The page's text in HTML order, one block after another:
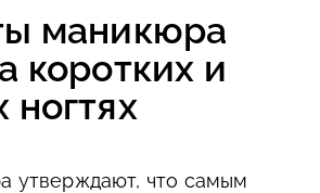
маникюра
коротких и
утверждают, что самым